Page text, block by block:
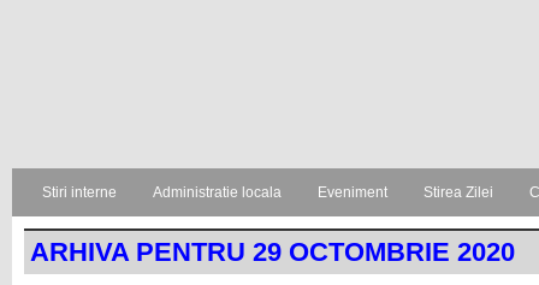
Stiri interne Administratie locala Eveniment Stirea Zilei
ARHIVA PENTRU 29 OCTOMBRIE 2020